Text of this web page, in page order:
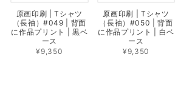
原画印刷 | Tシャツ
（長袖）#049 | 背面
に作品プリント | 黒ベ
ース
¥9,350
原画印刷 | Tシャツ
（長袖）#050 | 背面
に作品プリント | 白ベ
ース
¥9,350